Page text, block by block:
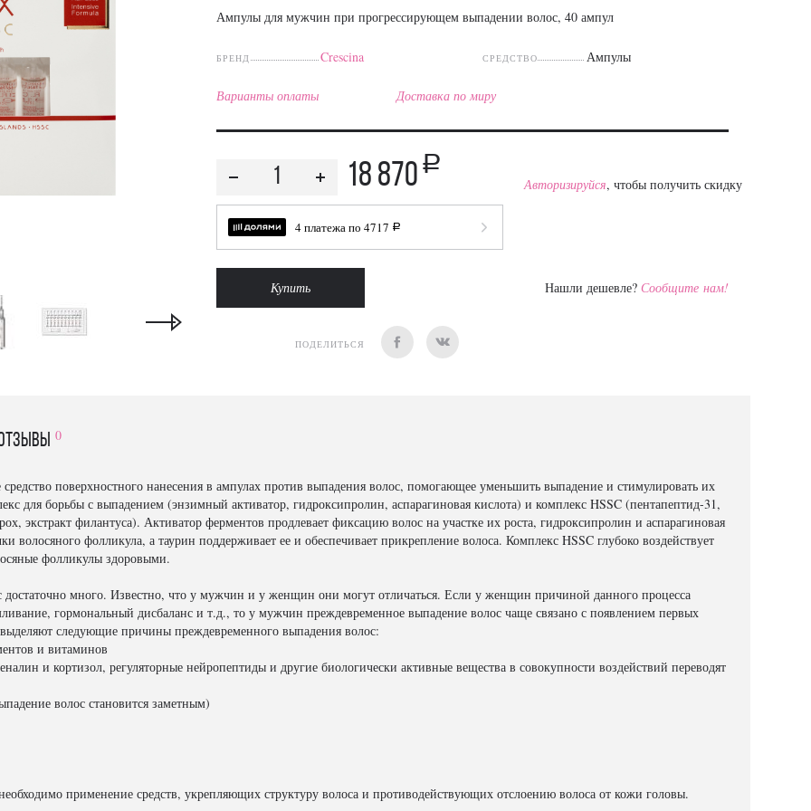
Ампулы для мужчин при прогрессирующем выпадении волос, 40 ампул
БРЕНД Crescina СРЕДСТВО Ампулы
Варианты оплаты Доставка по миру
18 870 a
Авторизируйся, чтобы получить скидку
4 платежа по 4717 a
Купить Нашли дешевле? Сообщите нам!
ПОДЕЛИТЬСЯ
0
поверхностного нанесения в ампулах против выпадения волос, помогающее уменьшить выпадение и стимулировать их
для борьбы с выпадением (энзимный активатор, гидроксипролин, аспарагиновая кислота) и комплекс HSSC (пентапептид-31,
экстракт филантуса). Активатор ферментов продлевает фиксацию волос на участке их роста, гидроксипролин и аспарагиновая
волосяного фолликула, а таурин поддерживает ее и обеспечивает прикрепление волоса. Комплекс HSSC глубоко воздействует
фолликулы здоровыми.
достаточно много. Известно, что у мужчин и у женщин они могут отличаться. Если у женщин причиной данного процесса
гормональный дисбаланс и т.д., то у мужчин преждевременное выпадение волос чаще связано с появлением первых
следующие причины преждевременного выпадения волос:
и витаминов
и кортизол, регуляторные нейропептиды и другие биологически активные вещества в совокупности воздействий переводят
волос становится заметным)
применение средств, укрепляющих структуру волоса и противодействующих отслоению волоса от кожи головы.